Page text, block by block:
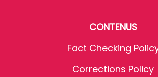
CONTENUS
Fact Checking
Corrections Policy